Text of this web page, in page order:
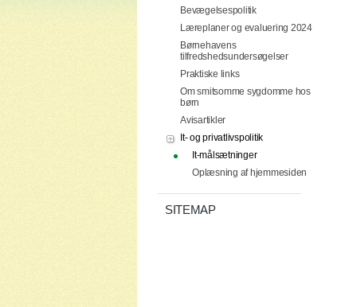
Bevægelsespolitik
Læreplaner og evaluering 2024
Børnehavens
tilfredshedsundersøgelser
Praktiske links
Om smitsomme sygdomme hos
børn
Avisartikler
It- og privatlivspolitik
It-målsætninger
Oplæsning af hjemmesiden
SITEMAP